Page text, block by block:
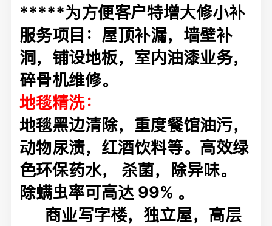
*****为方便客户特增大修小补
服务项目：屋顶补漏，墙壁补
洞，铺设地板，室内油漆业务，
碎骨机维修。
地毯精洗：
地毯黑边清除，重度餐馆油污，
动物尿渍，红酒饮料等。高效绿
色环保药水， 杀菌，除异味。
除螨虫率可高达 99% 。
商业写字楼，独立屋，高层